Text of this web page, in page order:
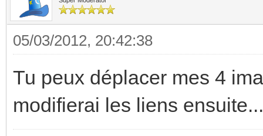
05/03/2012, 20:42:38
Tu peux déplacer mes 4
modifierai les liens ensuite...